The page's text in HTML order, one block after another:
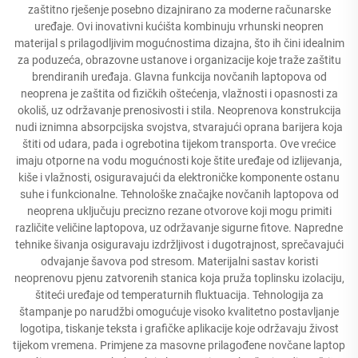
zaštitno rješenje posebno dizajnirano za moderne računarske
uređaje. Ovi inovativni kućišta kombinuju vrhunski neopren
materijal s prilagodljivim mogućnostima dizajna, što ih čini idealnim
za poduzeća, obrazovne ustanove i organizacije koje traže zaštitu
brendiranih uređaja. Glavna funkcija novčanih laptopova od
neoprena je zaštita od fizičkih oštećenja, vlažnosti i opasnosti za
okoliš, uz održavanje prenosivosti i stila. Neoprenova konstrukcija
nudi iznimna absorpcijska svojstva, stvarajući oprana barijera koja
štiti od udara, pada i ogrebotina tijekom transporta. Ove vrećice
imaju otporne na vodu mogućnosti koje štite uređaje od izlijevanja,
kiše i vlažnosti, osiguravajući da elektroničke komponente ostanu
suhe i funkcionalne. Tehnološke značajke novčanih laptopova od
neoprena uključuju precizno rezane otvorove koji mogu primiti
različite veličine laptopova, uz održavanje sigurne fitove. Napredne
tehnike šivanja osiguravaju izdržljivost i dugotrajnost, sprečavajući
odvajanje šavova pod stresom. Materijalni sastav koristi
neoprenovu pjenu zatvorenih stanica koja pruža toplinsku izolaciju,
štiteći uređaje od temperaturnih fluktuacija. Tehnologija za
štampanje po narudžbi omogućuje visoko kvalitetno postavljanje
logotipa, tiskanje teksta i grafičke aplikacije koje održavaju živost
tijekom vremena. Primjene za masovne prilagođene novčane laptop